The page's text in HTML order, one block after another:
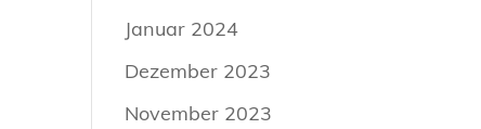
Januar 2024
Dezember 2023
November 2023